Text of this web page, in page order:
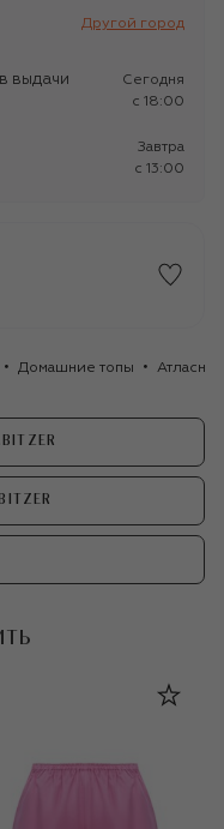
Другой город
выдачи
Сегодня
c 18:00
Завтра
c 13:00
Домашние топы